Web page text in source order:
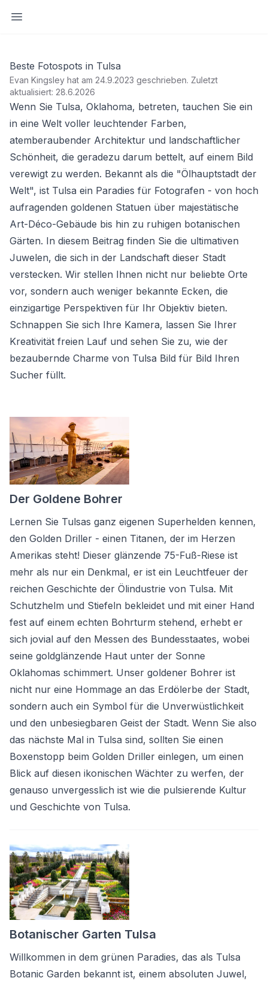
Seitenleiste öffnen
Beste Fotospots in Tulsa
Evan Kingsley hat am 24.9.2023 geschrieben. Zuletzt
aktualisiert: 28.6.2026
Wenn Sie Tulsa, Oklahoma, betreten, tauchen Sie ein
in eine Welt voller leuchtender Farben,
atemberaubender Architektur und landschaftlicher
Schönheit, die geradezu darum bettelt, auf einem Bild
verewigt zu werden. Bekannt als die "Ölhauptstadt der
Welt", ist Tulsa ein Paradies für Fotografen - von hoch
aufragenden goldenen Statuen über majestätische
Art-Déco-Gebäude bis hin zu ruhigen botanischen
Gärten. In diesem Beitrag finden Sie die ultimativen
Juwelen, die sich in der Landschaft dieser Stadt
verstecken. Wir stellen Ihnen nicht nur beliebte Orte
vor, sondern auch weniger bekannte Ecken, die
einzigartige Perspektiven für Ihr Objektiv bieten.
Schnappen Sie sich Ihre Kamera, lassen Sie Ihrer
Kreativität freien Lauf und sehen Sie zu, wie der
bezaubernde Charme von Tulsa Bild für Bild Ihren
Sucher füllt.
Der Goldene Bohrer
Lernen Sie Tulsas ganz eigenen Superhelden kennen,
den Golden Driller - einen Titanen, der im Herzen
Amerikas steht! Dieser glänzende 75-Fuß-Riese ist
mehr als nur ein Denkmal, er ist ein Leuchtfeuer der
reichen Geschichte der Ölindustrie von Tulsa. Mit
Schutzhelm und Stiefeln bekleidet und mit einer Hand
fest auf einem echten Bohrturm stehend, erhebt er
sich jovial auf den Messen des Bundesstaates, wobei
seine goldglänzende Haut unter der Sonne
Oklahomas schimmert. Unser goldener Bohrer ist
nicht nur eine Hommage an das Erdölerbe der Stadt,
sondern auch ein Symbol für die Unverwüstlichkeit
und den unbesiegbaren Geist der Stadt. Wenn Sie also
das nächste Mal in Tulsa sind, sollten Sie einen
Boxenstopp beim Golden Driller einlegen, um einen
Blick auf diesen ikonischen Wächter zu werfen, der
genauso unvergesslich ist wie die pulsierende Kultur
und Geschichte von Tulsa.
Botanischer Garten Tulsa
Willkommen in dem grünen Paradies, das als Tulsa
Botanic Garden bekannt ist, einem absoluten Juwel,